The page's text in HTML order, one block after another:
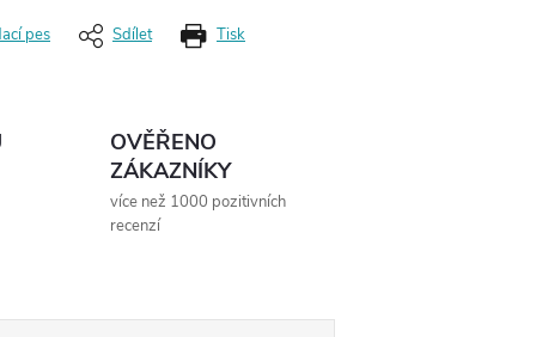
Tisk
pes Sdílet
OVĚŘENO
ZÁKAZNÍKY
více než 1000 pozitivních
recenzí